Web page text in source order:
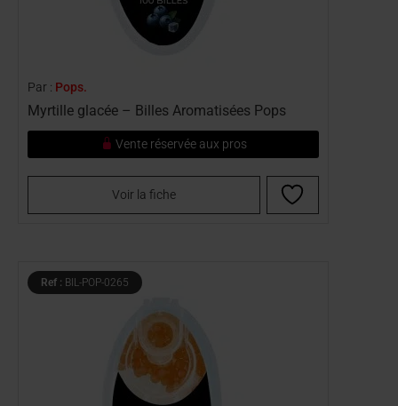
Par : Pops.
Myrtille glacée – Billes Aromatisées Pops
Vente réservée aux pros
Voir la fiche
Ref : BIL-POP-0265